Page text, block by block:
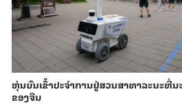
ຫຸ່ນ​ຍົນ​ເຂົ້າ​ປະ​ຈຳ​ການ​ຢູ່​ສວນ​ສາ​ທາ​ລະ​ນະ​ທີ່​
ຂອງ​ຈີນ